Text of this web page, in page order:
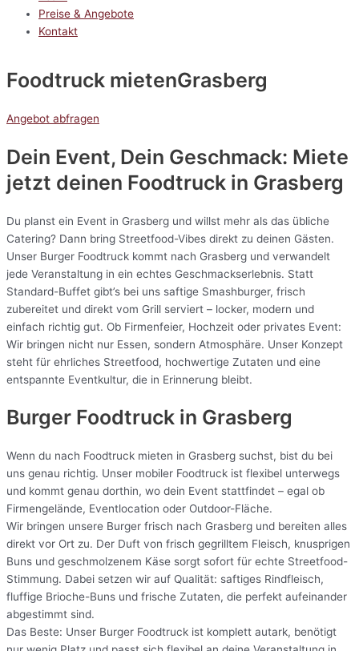
Preise & Angebote
Kontakt
Foodtruck mietenGrasberg
Angebot abfragen
Dein Event, Dein Geschmack: Miete
jetzt deinen Foodtruck in Grasberg
Du planst ein Event in Grasberg und willst mehr als das übliche
Catering? Dann bring Streetfood-Vibes direkt zu deinen Gästen.
Unser Burger Foodtruck kommt nach Grasberg und verwandelt
jede Veranstaltung in ein echtes Geschmackserlebnis. Statt
Standard-Buffet gibt’s bei uns saftige Smashburger, frisch
zubereitet und direkt vom Grill serviert – locker, modern und
einfach richtig gut. Ob Firmenfeier, Hochzeit oder privates Event:
Wir bringen nicht nur Essen, sondern Atmosphäre. Unser Konzept
steht für ehrliches Streetfood, hochwertige Zutaten und eine
entspannte Eventkultur, die in Erinnerung bleibt.
Burger Foodtruck in Grasberg
Wenn du nach Foodtruck mieten in Grasberg suchst, bist du bei
uns genau richtig. Unser mobiler Foodtruck ist flexibel unterwegs
und kommt genau dorthin, wo dein Event stattfindet – egal ob
Firmengelände, Eventlocation oder Outdoor-Fläche.
Wir bringen unsere Burger frisch nach Grasberg und bereiten alles
direkt vor Ort zu. Der Duft von frisch gegrilltem Fleisch, knusprigen
Buns und geschmolzenem Käse sorgt sofort für echte Streetfood-
Stimmung. Dabei setzen wir auf Qualität: saftiges Rindfleisch,
fluffige Brioche-Buns und frische Zutaten, die perfekt aufeinander
abgestimmt sind.
Das Beste: Unser Burger Foodtruck ist komplett autark, benötigt